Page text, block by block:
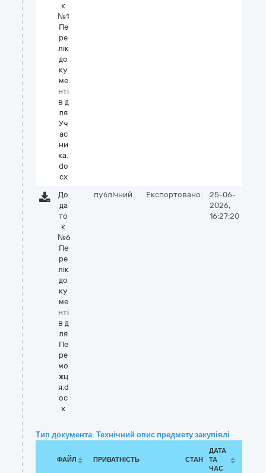
к
№1
Пе
ре
лік
до
ку
ме
нті
в д
ля
Уч
ас
ни
ка.
do
cx
До
да
то
к
№6
Пе
ре
лік
до
ку
ме
нті
в д
ля
Пе
ре
мо
жц
я.d
oc
x
публічний Експортовано:
25-06-
2026,
16:27:20
Тип документа: Технічний опис предмету закупівлі
ФАЙЛ ПРИВАТНІСТЬ СТАН
ДАТА
ТА
ЧАС